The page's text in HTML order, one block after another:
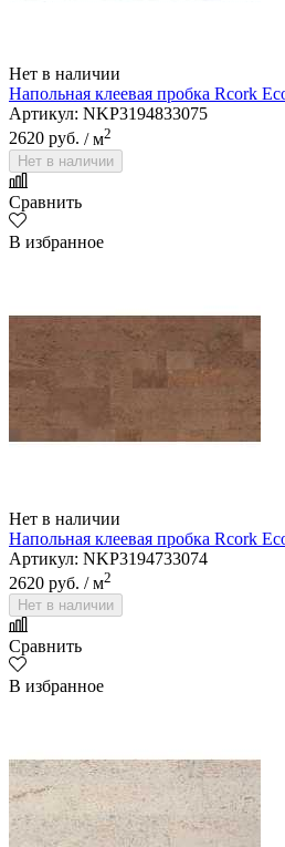
Нет в наличии
Напольная клеевая пробка Rcork
Артикул: NKP3194833075
2620 руб. / м2
Нет в наличии
Сравнить
В избранное
Нет в наличии
Напольная клеевая пробка Rcork
Артикул: NKP3194733074
2620 руб. / м2
Нет в наличии
Сравнить
В избранное